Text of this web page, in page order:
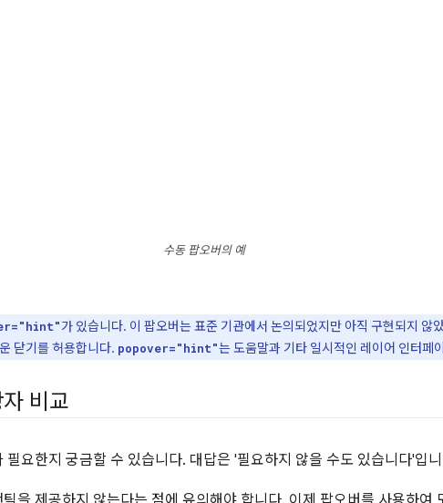
수동 팝오버의 예
가 있습니다. 이 팝오버는 표준 기관에서 논의되었지만 아직 구현되지 않
닫기를 허용합니다. popover="hint"는 도움말과 기타 일시적인 레이어 인터페
비교
필요한지 궁금할 수 있습니다. 대답은 '필요하지 않을 수도 있습니다'입